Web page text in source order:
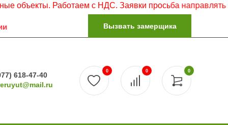
Работаем с НДС. Заявки просьба направлять на
Вызвать замерщика
618-47-40
0
0 0